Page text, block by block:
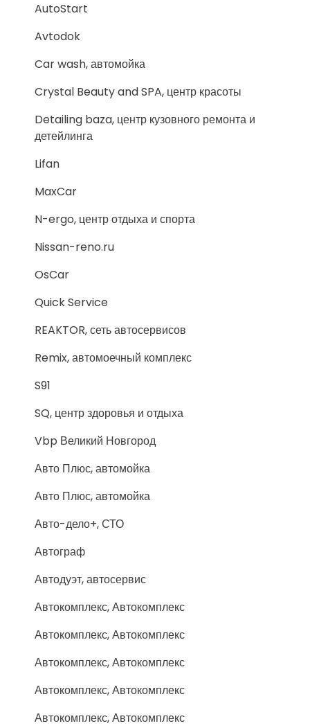
AutoStart
Avtodok
Car wash, автомойка
Crystal Beauty and SPA, центр красоты
Detailing baza, центр кузовного ремонта и
детейлинга
Lifan
MaxCar
N-ergo, центр отдыха и спорта
Nissan-reno.ru
OsCar
Quick Service
REAKTOR, сеть автосервисов
Remix, автомоечный комплекс
S91
SQ, центр здоровья и отдыха
Vbp Великий Новгород
Авто Плюс, автомойка
Авто Плюс, автомойка
Авто-дело+, СТО
Автограф
Автодуэт, автосервис
Автокомплекс, Автокомплекс
Автокомплекс, Автокомплекс
Автокомплекс, Автокомплекс
Автокомплекс, Автокомплекс
Автокомплекс, Автокомплекс